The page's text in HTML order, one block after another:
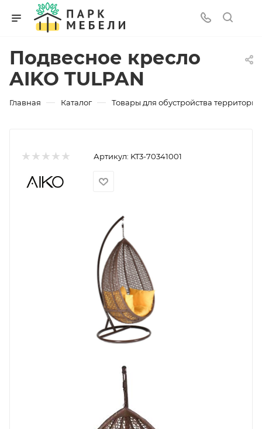
Подвесное кресло
AIKO TULPAN
Главная — Каталог — Товары для обустройства территории
Артикул: KT3-70341001